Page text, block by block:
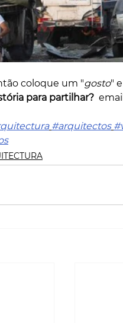
coloque um "gosto"
para partilhar?
#arquitectos